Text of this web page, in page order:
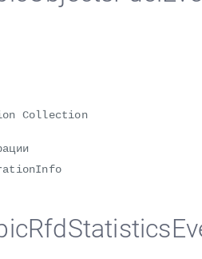
Collection